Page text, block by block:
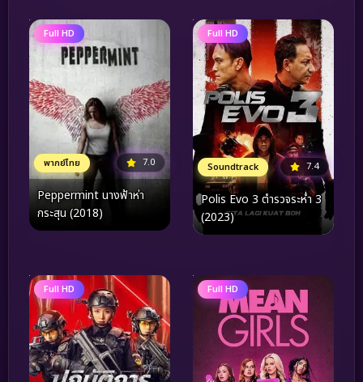
Full HD
พากย์ไทย 7.0
Peppermint นางฟ้าห่า
กระสุน (2018)
Full HD
Soundtrack 7.4
Polis Evo 3 ตำรวจระห่ำ 3
(2023)
Full HD Full HD